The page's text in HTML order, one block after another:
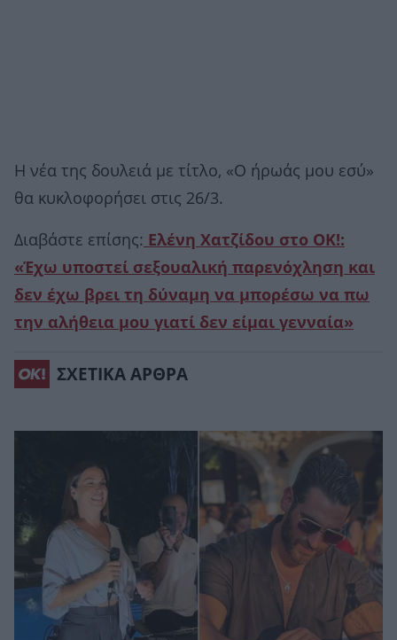
Η νέα της δουλειά με τίτλο, «Ο ήρωάς μου εσύ»
θα κυκλοφορήσει στις 26/3.
Διαβάστε επίσης: Ελένη Χατζίδου στο ΟΚ!:
«Έχω υποστεί σεξουαλική παρενόχληση και
δεν έχω βρει τη δύναμη να μπορέσω να πω
την αλήθεια μου γιατί δεν είμαι γενναία»
ΣΧΕΤΙΚΑ ΑΡΘΡΑ